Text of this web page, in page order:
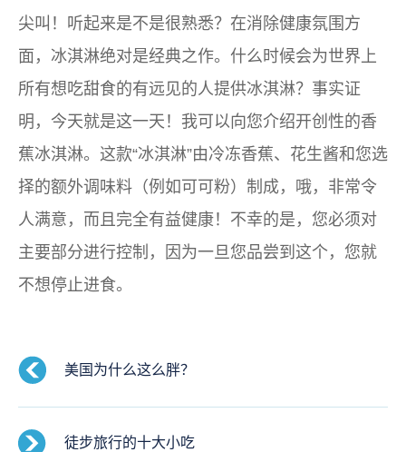
尖叫！听起来是不是很熟悉？在消除健康氛围方
面，冰淇淋绝对是经典之作。什么时候会为世界上
所有想吃甜食的有远见的人提供冰淇淋？事实证
明，今天就是这一天！我可以向您介绍开创性的香
蕉冰淇淋。这款“冰淇淋”由冷冻香蕉、花生酱和您选
择的额外调味料（例如可可粉）制成，哦，非常令
人满意，而且完全有益健康！不幸的是，您必须对
主要部分进行控制，因为一旦您品尝到这个，您就
不想停止进食。
美国为什么这么胖？
徒步旅行的十大小吃